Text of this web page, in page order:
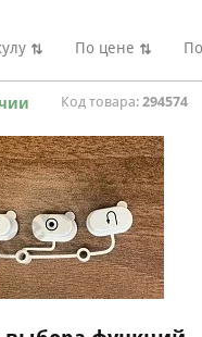
По цене
Код товара: 294574